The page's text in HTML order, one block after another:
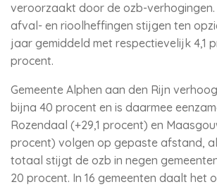
veroorzaakt door de ozb-
afval- en rioolheffingen stijgen ten
jaar gemiddeld met respectievelijk 4,1
procent.
Gemeente Alphen aan den Rijn
bijna 40 procent en is daarmee
Rozendaal (+29,1 procent) en
procent) volgen op gepaste afstand,
totaal stijgt de ozb in negen
20 procent. In 16 gemeenten daalt het